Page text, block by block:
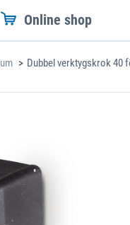
Online shop
Dubbel verktygskrok 40